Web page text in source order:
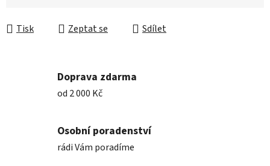
Tisk Zeptat se Sdílet
Doprava zdarma
od 2 000 Kč
Osobní poradenství
rádi Vám poradíme